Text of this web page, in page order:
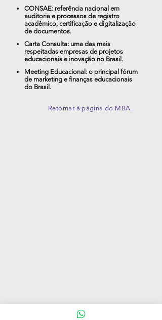
CONSAE: referência nacional em
auditoria e processos de registro
acadêmico, certificação e digitalização
de documentos.
Carta Consulta: uma das mais
respeitadas empresas de projetos
educacionais e inovação no Brasil.
Meeting Educacional: o principal fórum
de marketing e finanças educacionais
do Brasil.
Retornar à página do MBA.